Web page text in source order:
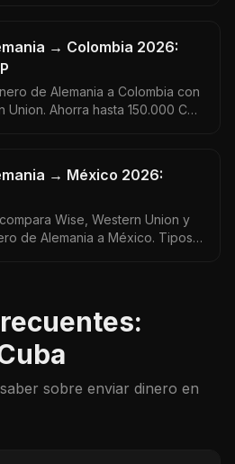
→ Colombia 2026:
de Alemania a Colombia con
Ahorra hasta 150.000 COP
→ México 2026:
Wise, Western Union y
de Alemania a México. Tipos
sobre enviar dinero en